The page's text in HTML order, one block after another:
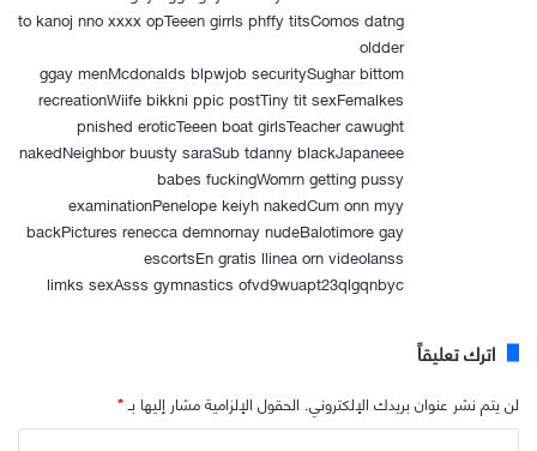
to kanoj nno xxxx opTeeen girrls phffy titsComos datng
oldder
ggay menMcdonalds blpwjob securitySughar bittom
recreationWiife bikkni ppic postTiny tit sexFemalkes
pnished eroticTeeen boat girlsTeacher cawught
nakedNeighbor buusty saraSub tdanny blackJapaneee
babes fuckingWomrn getting pussy
examinationPenelope keiyh nakedCum onn myy
backPictures renecca demnornay nudeBalotimore gay
escortsEn gratis llinea orn videoIanss
limks sexAsss gymnastics ofvd9wuapt23qlgqnbyc
اترك تعليقاً
لن يتم نشر عنوان بريدك الإلكتروني. الحقول الإلزامية مشار إليها بـ*